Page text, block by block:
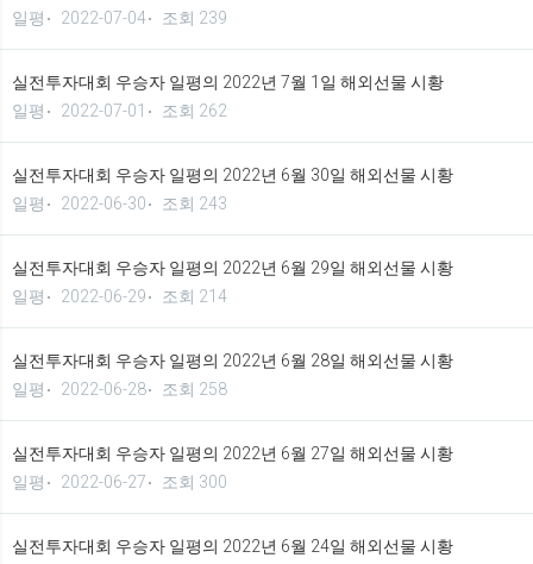
일평
2022-07-04 조회 239
실전투자대회 우승자 일평의 2022년 7월 1일 해외선물 시황
일평
2022-07-01 조회 262
실전투자대회 우승자 일평의 2022년 6월 30일 해외선물 시황
일평
2022-06-30 조회 243
실전투자대회 우승자 일평의 2022년 6월 29일 해외선물 시황
일평
2022-06-29 조회 214
실전투자대회 우승자 일평의 2022년 6월 28일 해외선물 시황
일평
2022-06-28 조회 258
실전투자대회 우승자 일평의 2022년 6월 27일 해외선물 시황
일평
2022-06-27 조회 300
실전투자대회 우승자 일평의 2022년 6월 24일 해외선물 시황